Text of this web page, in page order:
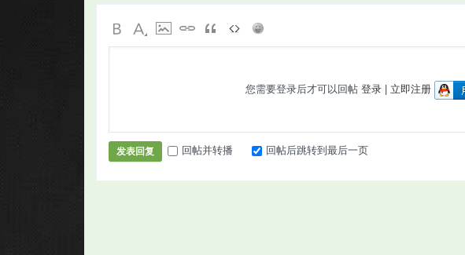
您需要登录后才可以回帖 登录 立即注册
发表回复 回帖并转播 回帖后跳转到最后一页